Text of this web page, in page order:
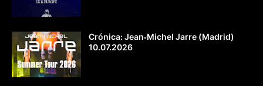
Crónica: Jean‐Michel Jarre (Madrid)
10.07.2026